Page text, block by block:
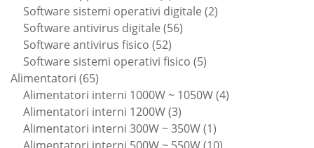
prodotti
Software sistemi operativi digitale 22
Software antivirus digitale 5656
Software antivirus fisico 5252
prodotti
Software sistemi operativi fisico 55
Alimentatori 6565
prodotti
Alimentatori interni 1000W ~ 1050W 44
Alimentatori interni 1200W 33
prodotti
Alimentatori interni 300W ~ 350W 11
prodotto
10